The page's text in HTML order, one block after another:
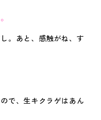
。あと、感触がね、す
で、生キクラゲはあん